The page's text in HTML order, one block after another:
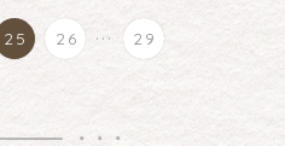
25 26 ... 29